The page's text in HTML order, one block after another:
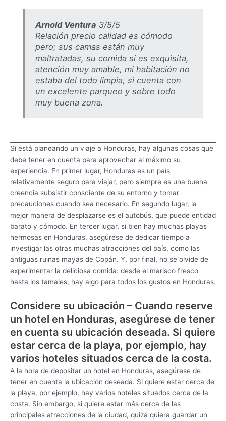
Arnold Ventura 3/5/5
Relación precio calidad es cómodo
pero; sus camas están muy
maltratadas, su comida si es exquisita,
atención muy amable, mi habitación no
estaba del todo limpia, si cuenta con
un excelente parqueo y sobre todo
muy buena zona.
Si está planeando un viaje a Honduras, hay algunas cosas que
debe tener en cuenta para aprovechar al máximo su
experiencia. En primer lugar, Honduras es un país
relativamente seguro para viajar, pero siempre es una buena
creencia subsistir consciente de su entorno y tomar
precauciones cuando sea necesario. En segundo lugar, la
mejor manera de desplazarse es el autobús, que puede entidad
barato y cómodo. En tercer lugar, si bien hay muchas playas
hermosas en Honduras, asegúrese de dedicar tiempo a
investigar las otras muchas atracciones del país, como las
antiguas ruinas mayas de Copán. Y, por final, no se olvide de
experimentar la deliciosa comida: desde el marisco fresco
hasta los tamales, hay algo para todos los gustos en Honduras.
Considere su ubicación – Cuando reserve
un hotel en Honduras, asegúrese de tener
en cuenta su ubicación deseada. Si quiere
estar cerca de la playa, por ejemplo, hay
varios hoteles situados cerca de la costa.
A la hora de depositar un hotel en Honduras, asegúrese de
tener en cuenta la ubicación deseada. Si quiere estar cerca de
la playa, por ejemplo, hay varios hoteles situados cerca de la
costa. Sin embargo, si quiere estar más cerca de las
principales atracciones de la ciudad, quizá quiera guardar un